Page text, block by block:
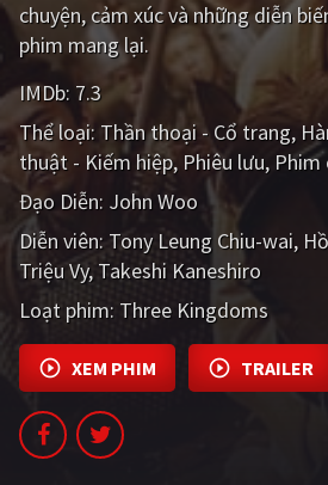
PHIM MỚI
PHIM BỘ
PHIM LẺ
PHIM CHIẾU RẠP
TUYỂN TẬP PHIM
BLOG
chuyện, cảm xúc và những diễn
phim mang lại.
IMDb: 7.3
Thể loại: Thần thoại - Cổ trang
thuật - Kiếm hiệp Phiêu lưu Phim
Đạo Diễn: John Woo
Diễn viên: Tony Leung Chiu-wai
Triệu Vy Takeshi Kaneshiro
Loạt phim: Three Kingdoms
XEM PHIM TRAILER